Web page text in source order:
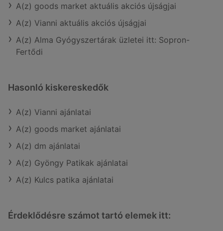
A(z) goods market aktuális akciós újságjai
A(z) Vianni aktuális akciós újságjai
A(z) Alma Gyógyszertárak üzletei itt: Sopron-
Fertődi
Hasonló kiskereskedők
A(z) Vianni ajánlatai
A(z) goods market ajánlatai
A(z) dm ajánlatai
A(z) Gyöngy Patikak ajánlatai
A(z) Kulcs patika ajánlatai
Érdeklődésre számot tartó elemek itt: